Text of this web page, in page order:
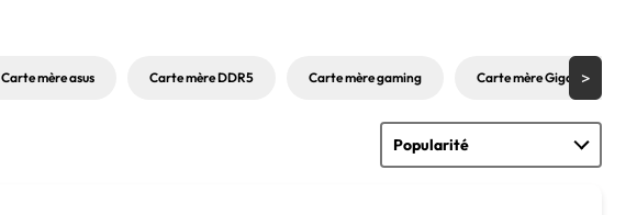
Carte mère asus Carte mère DDR5 Carte mère gaming Carte mère Gigabyte